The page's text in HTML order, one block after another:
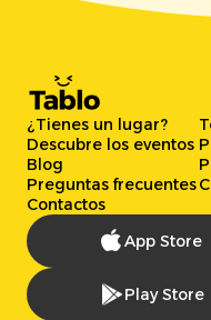
¿Tienes un lugar?
Descubre los eventos
Blog
Preguntas frecuentes
Contactos
App Store
Play Store